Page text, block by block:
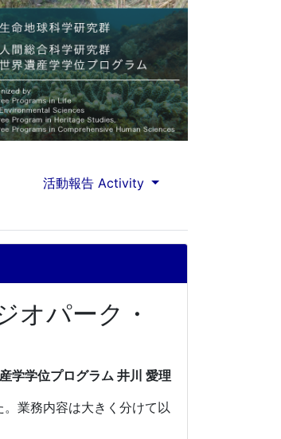
活動報告 Activity
オパーク・
学学位プログラム 井川 愛理
業務内容は大きく分けて以